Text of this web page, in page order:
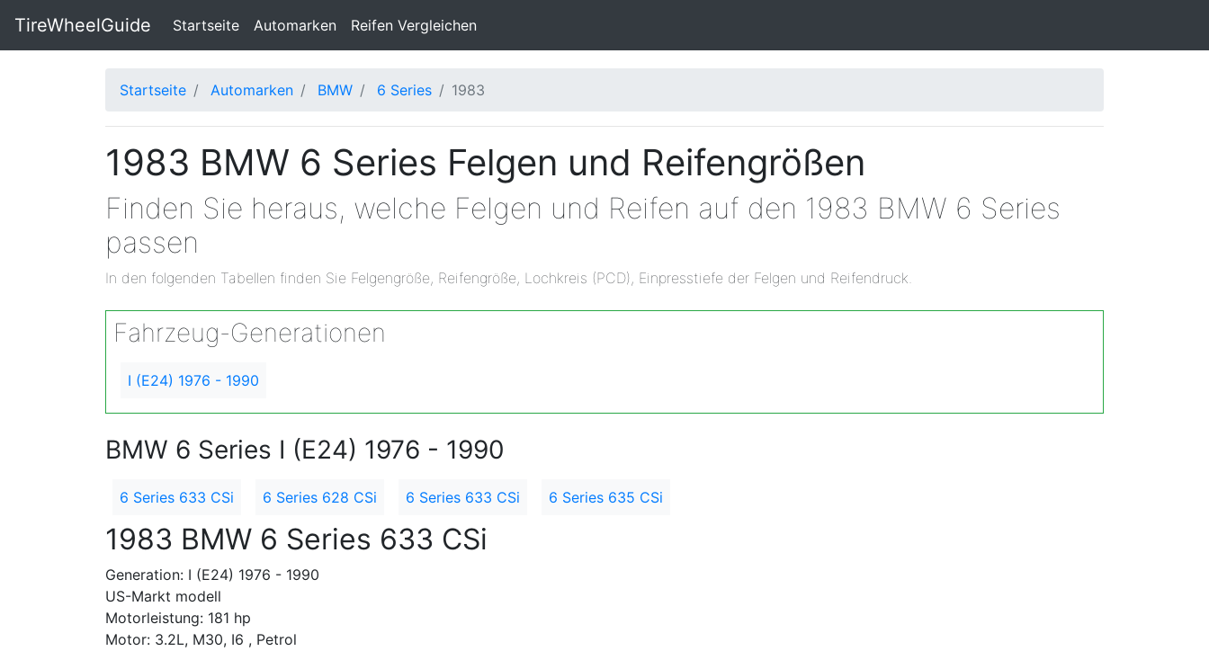
TireWheelGuide Startseite(current)
Automarken Reifen Vergleichen
Startseite Automarken BMW 6 Series 1983
1983 BMW 6 Series Felgen und Reifengrößen
Finden Sie heraus, welche Felgen und Reifen auf den 1983 BMW 6 Series
passen
In den folgenden Tabellen finden Sie Felgengröße, Reifengröße, Lochkreis (PCD), Einpresstiefe der Felgen und Reifendruck.
Fahrzeug-Generationen
I (E24) 1976 - 1990
BMW 6 Series I (E24) 1976 - 1990
6 Series 633 CSi 6 Series 628 CSi 6 Series 633 CSi 6 Series 635 CSi
1983 BMW 6 Series 633 CSi
Generation: I (E24) 1976 - 1990
US-Markt modell
Motorleistung: 181 hp
Motor: 3.2L, M30, I6 , Petrol